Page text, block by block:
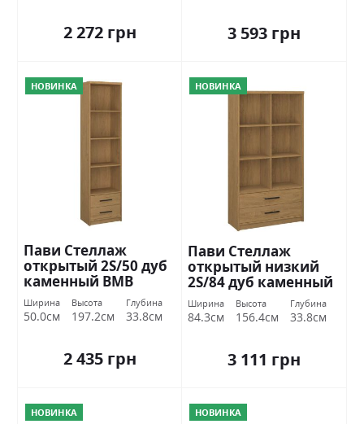
2 272 грн 3 593 грн
НОВИНКА
Пави Стеллаж
открытый 2S/50 дуб
каменный ВМВ
Холдинг
Ширина
50.0см
Высота
197.2см
Глубина
33.8см
2 435 грн
НОВИНКА
Пави Стеллаж
открытый низкий
2S/84 дуб каменный
ВМВ Холдинг
Ширина
84.3см
Высота
156.4см
Глубина
33.8см
3 111 грн
НОВИНКА НОВИНКА